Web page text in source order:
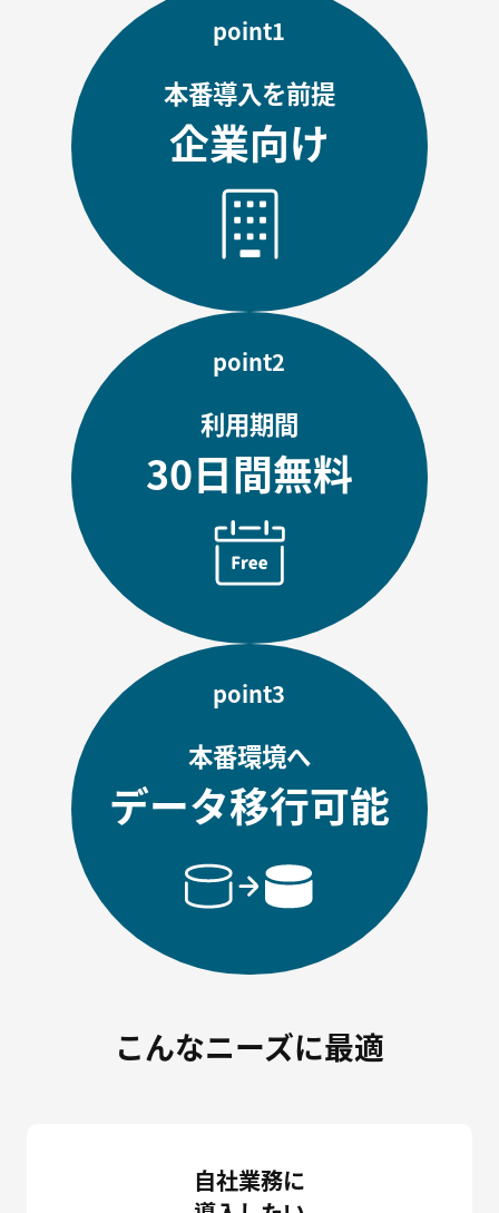
point1
本番導入を前提
企業向け
point2
利用期間
30日間無料
point3
本番環境へ
データ移行可能
こんなニーズに最適
自社業務に